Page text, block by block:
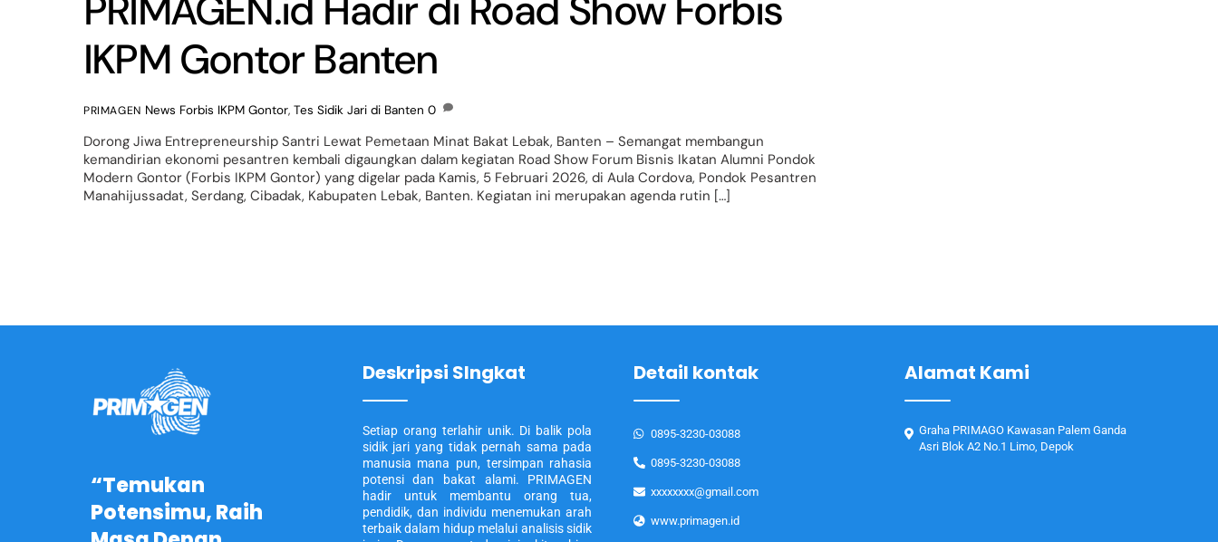
IKPM Gontor Banten
PRIMAGEN News Forbis IKPM Gontor, Tes Sidik Jari di Banten 0
Dorong Jiwa Entrepreneurship Santri Lewat Pemetaan Minat Bakat Lebak, Banten – Semangat membangun
kemandirian ekonomi pesantren kembali digaungkan dalam kegiatan Road Show Forum Bisnis Ikatan Alumni Pondok
Modern Gontor (Forbis IKPM Gontor) yang digelar pada Kamis, 5 Februari 2026, di Aula Cordova, Pondok Pesantren
Manahijussadat, Serdang, Cibadak, Kabupaten Lebak, Banten. Kegiatan ini merupakan agenda rutin […]
“Temukan
Potensimu, Raih
Deskripsi SIngkat
Setiap orang terlahir unik. Di balik pola
sidik jari yang tidak pernah sama pada
manusia mana pun, tersimpan rahasia
potensi dan bakat alami. PRIMAGEN
hadir untuk membantu orang tua,
pendidik, dan individu menemukan arah
terbaik dalam hidup melalui analisis sidik
Detail kontak
0895-3230-03088
0895-3230-03088
xxxxxxxx@gmail.com
www.primagen.id
Alamat Kami
Graha PRIMAGO Kawasan Palem Ganda
Asri Blok A2 No.1 Limo, Depok